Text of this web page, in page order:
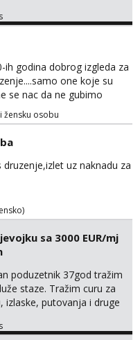
ih godina dobrog izgleda za
one koje su
se nac da ne gubimo
žensku osobu
druzenje,izlet uz naknadu za
sa 3000 EUR/mj
poduzetnik 37god tražim
staze. Tražim curu za
izlaske, putovanja i druge
zgodna i atraktivna